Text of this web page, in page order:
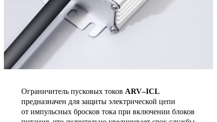
Ограничитель пусковых токов ARV–ICL
предназначен для защиты электрической цепи
от импульсных бросков тока при включении блоков